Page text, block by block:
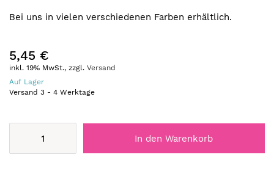
Bei uns in vielen verschiedenen Farben erhältlich.
5,45 €
inkl. 19% MwSt., zzgl. Versand
Auf Lager
Versand 3 - 4 Werktage
In den Warenkorb